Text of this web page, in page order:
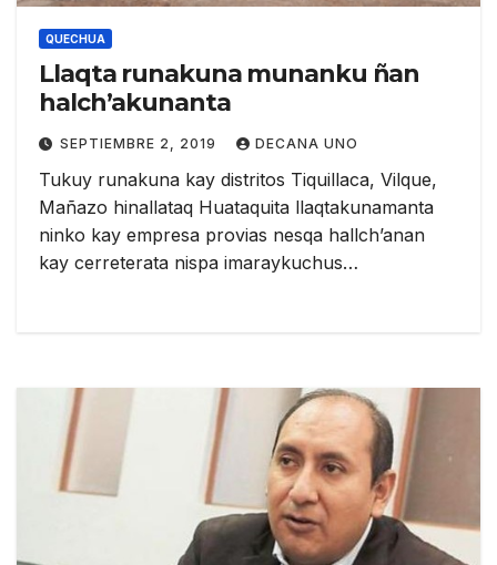
QUECHUA
Llaqta runakuna munanku ñan
halch’akunanta
SEPTIEMBRE 2, 2019 DECANA UNO
Tukuy runakuna kay distritos Tiquillaca, Vilque,
Mañazo hinallataq Huataquita llaqtakunamanta
ninko kay empresa provias nesqa hallch’anan
kay cerreterata nispa imaraykuchus…